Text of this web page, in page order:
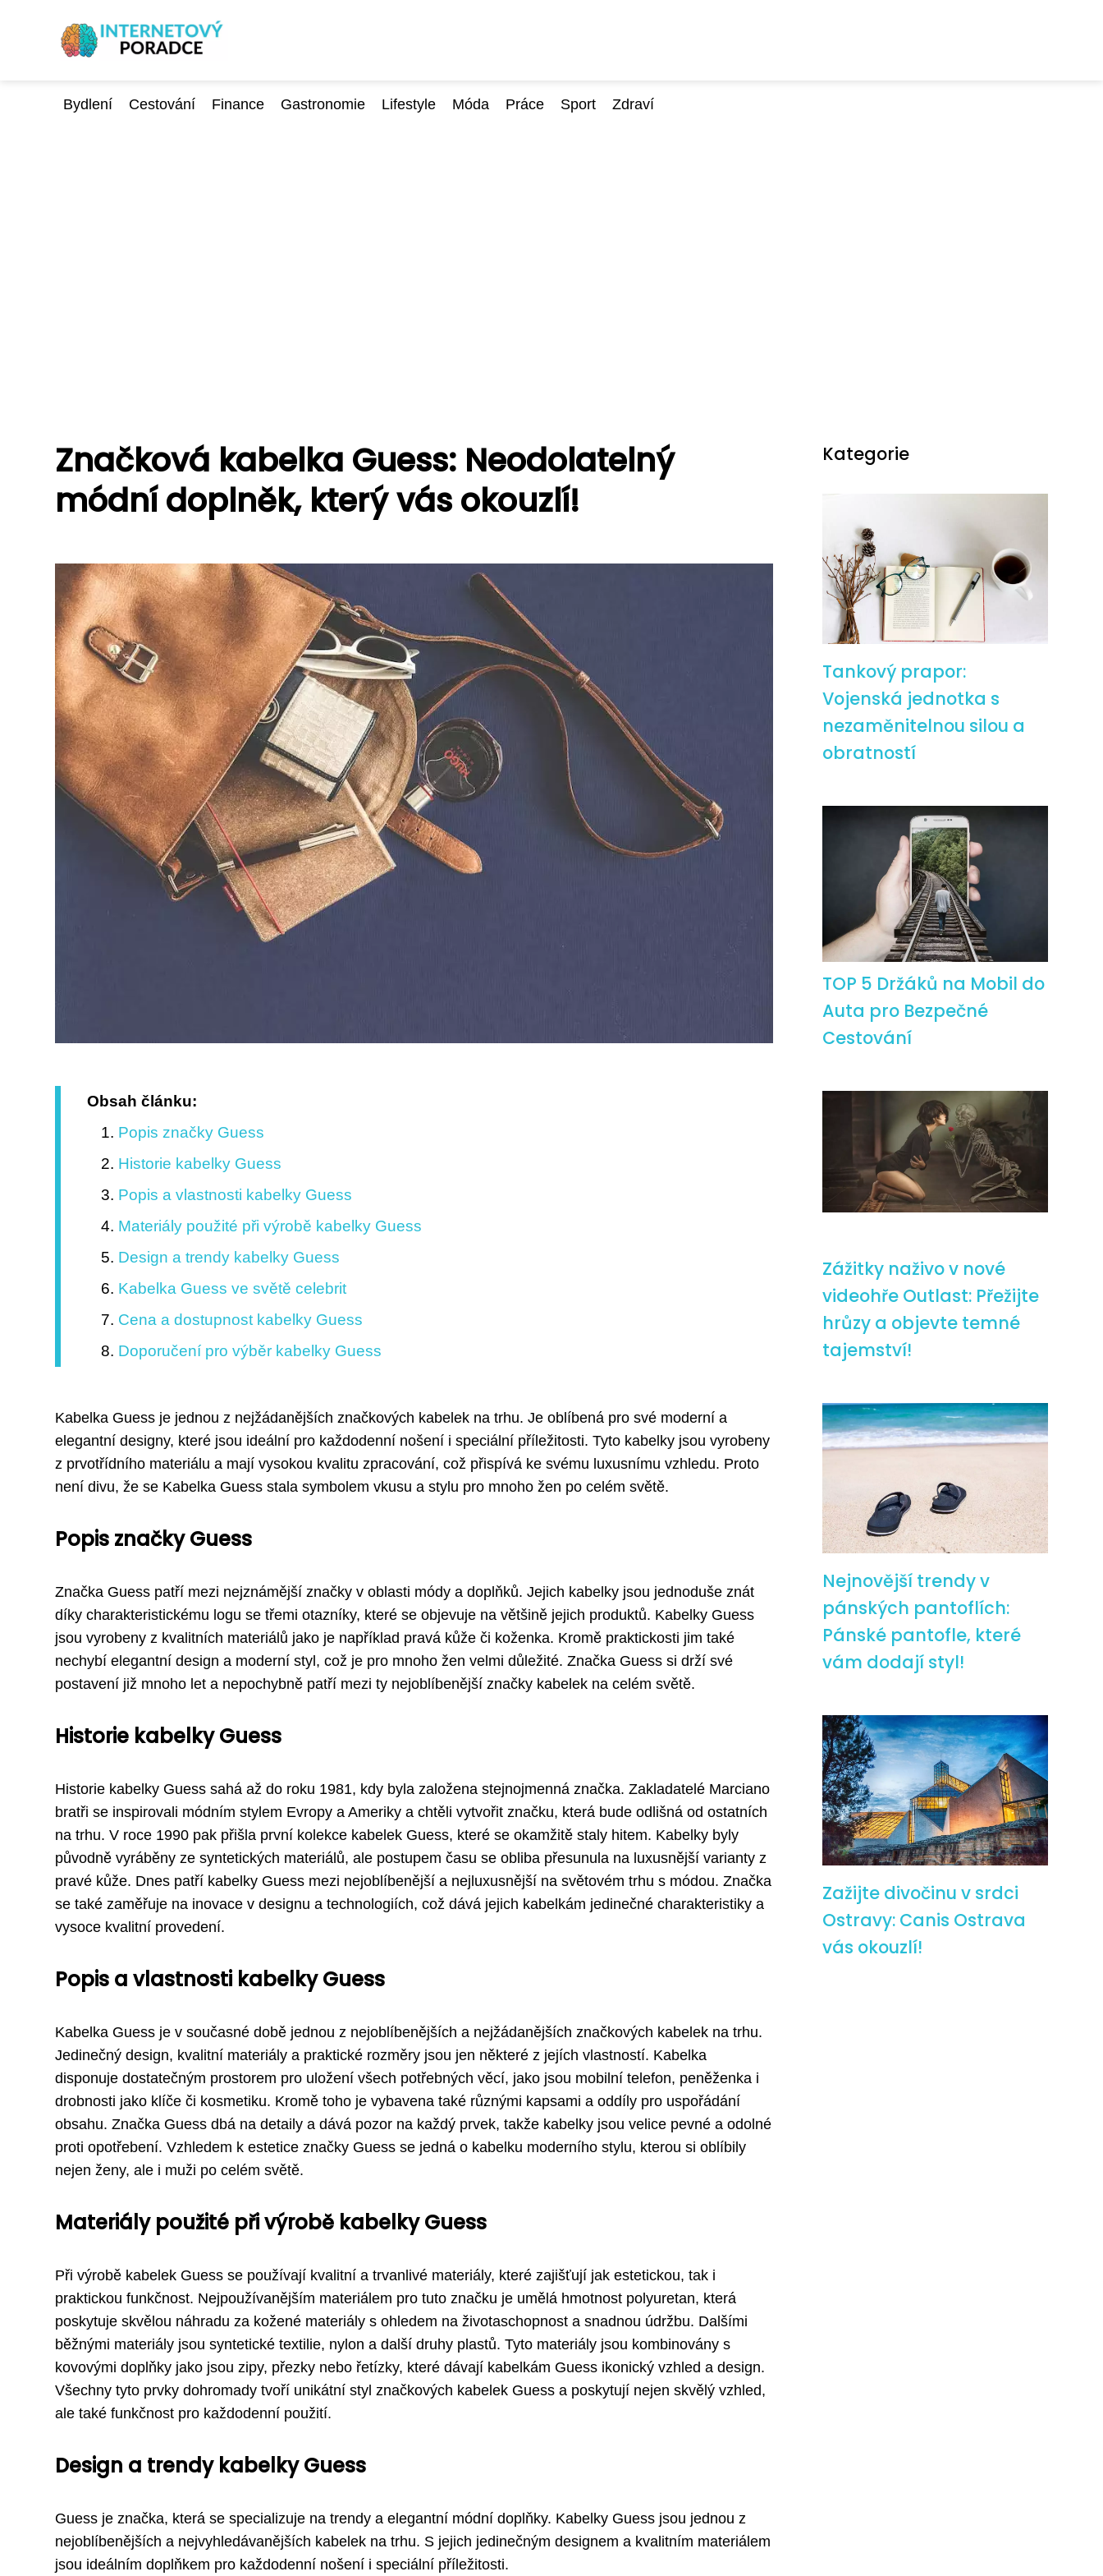
Bydlení Cestování Finance Gastronomie Lifestyle Móda Práce Sport Zdraví
Značková kabelka Guess: Neodolatelný
módní doplněk, který vás okouzlí!
Obsah článku:
Popis značky Guess
Historie kabelky Guess
Popis a vlastnosti kabelky Guess
Materiály použité při výrobě kabelky Guess
Design a trendy kabelky Guess
Kabelka Guess ve světě celebrit
Cena a dostupnost kabelky Guess
Doporučení pro výběr kabelky Guess
Kabelka Guess je jednou z nejžádanějších značkových kabelek na trhu. Je oblíbená pro své moderní a
elegantní designy, které jsou ideální pro každodenní nošení i speciální příležitosti. Tyto kabelky jsou vyrobeny
z prvotřídního materiálu a mají vysokou kvalitu zpracování, což přispívá ke svému luxusnímu vzhledu. Proto
není divu, že se Kabelka Guess stala symbolem vkusu a stylu pro mnoho žen po celém světě.
Popis značky Guess
Značka Guess patří mezi nejznámější značky v oblasti módy a doplňků. Jejich kabelky jsou jednoduše znát
díky charakteristickému logu se třemi otazníky, které se objevuje na většině jejich produktů. Kabelky Guess
jsou vyrobeny z kvalitních materiálů jako je například pravá kůže či koženka. Kromě praktickosti jim také
nechybí elegantní design a moderní styl, což je pro mnoho žen velmi důležité. Značka Guess si drží své
postavení již mnoho let a nepochybně patří mezi ty nejoblíbenější značky kabelek na celém světě.
Historie kabelky Guess
Historie kabelky Guess sahá až do roku 1981, kdy byla založena stejnojmenná značka. Zakladatelé Marciano
bratři se inspirovali módním stylem Evropy a Ameriky a chtěli vytvořit značku, která bude odlišná od ostatních
na trhu. V roce 1990 pak přišla první kolekce kabelek Guess, které se okamžitě staly hitem. Kabelky byly
původně vyráběny ze syntetických materiálů, ale postupem času se obliba přesunula na luxusnější varianty z
pravé kůže. Dnes patří kabelky Guess mezi nejoblíbenější a nejluxusnější na světovém trhu s módou. Značka
se také zaměřuje na inovace v designu a technologiích, což dává jejich kabelkám jedinečné charakteristiky a
vysoce kvalitní provedení.
Popis a vlastnosti kabelky Guess
Kabelka Guess je v současné době jednou z nejoblíbenějších a nejžádanějších značkových kabelek na trhu.
Jedinečný design, kvalitní materiály a praktické rozměry jsou jen některé z jejích vlastností. Kabelka
disponuje dostatečným prostorem pro uložení všech potřebných věcí, jako jsou mobilní telefon, peněženka i
drobnosti jako klíče či kosmetiku. Kromě toho je vybavena také různými kapsami a oddíly pro uspořádání
obsahu. Značka Guess dbá na detaily a dává pozor na každý prvek, takže kabelky jsou velice pevné a odolné
proti opotřebení. Vzhledem k estetice značky Guess se jedná o kabelku moderního stylu, kterou si oblíbily
nejen ženy, ale i muži po celém světě.
Materiály použité při výrobě kabelky Guess
Při výrobě kabelek Guess se používají kvalitní a trvanlivé materiály, které zajišťují jak estetickou, tak i
praktickou funkčnost. Nejpoužívanějším materiálem pro tuto značku je umělá hmotnost polyuretan, která
poskytuje skvělou náhradu za kožené materiály s ohledem na životaschopnost a snadnou údržbu. Dalšími
běžnými materiály jsou syntetické textilie, nylon a další druhy plastů. Tyto materiály jsou kombinovány s
kovovými doplňky jako jsou zipy, přezky nebo řetízky, které dávají kabelkám Guess ikonický vzhled a design.
Všechny tyto prvky dohromady tvoří unikátní styl značkových kabelek Guess a poskytují nejen skvělý vzhled,
ale také funkčnost pro každodenní použití.
Design a trendy kabelky Guess
Guess je značka, která se specializuje na trendy a elegantní módní doplňky. Kabelky Guess jsou jednou z
nejoblíbenějších a nejvyhledávanějších kabelek na trhu. S jejich jedinečným designem a kvalitním materiálem
jsou ideálním doplňkem pro každodenní nošení i speciální příležitosti.
Kategorie
Tankový prapor:
Vojenská jednotka s
nezaměnitelnou silou a
obratností
TOP 5 Držáků na Mobil do
Auta pro Bezpečné
Cestování
Zážitky naživo v nové
videohře Outlast: Přežijte
hrůzy a objevte temné
tajemství!
Nejnovější trendy v
pánských pantoflích:
Pánské pantofle, které
vám dodají styl!
Zažijte divočinu v srdci
Ostravy: Canis Ostrava
vás okouzlí!